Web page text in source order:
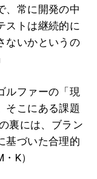
、常に開発の中
ストは継続的に
ないかというの
ルファーの「現
そこにある課題
裏には、ブラン
基づいた合理的
K）